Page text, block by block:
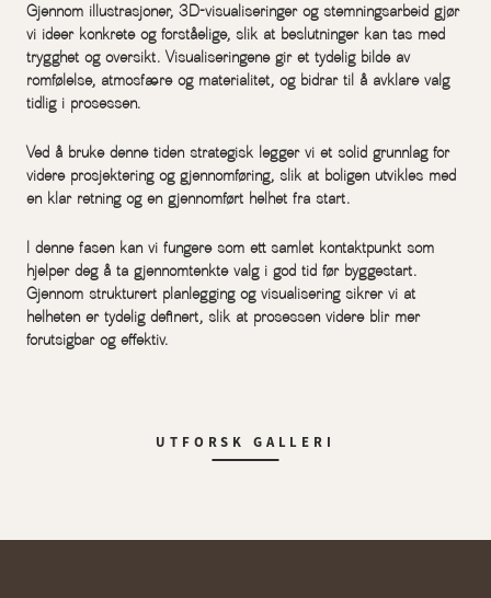
Gjennom illustrasjoner, 3D-visualiseringer og stemningsarbeid gjør
vi ideer konkrete og forståelige, slik at beslutninger kan tas med
trygghet og oversikt. Visualiseringene gir et tydelig bilde av
romfølelse, atmosfære og materialitet, og bidrar til å avklare valg
tidlig i prosessen.
Ved å bruke denne tiden strategisk legger vi et solid grunnlag for
videre prosjektering og gjennomføring, slik at boligen utvikles med
en klar retning og en gjennomført helhet fra start.
I denne fasen kan vi fungere som ett samlet kontaktpunkt som
hjelper deg å ta gjennomtenkte valg i god tid før byggestart.
Gjennom strukturert planlegging og visualisering sikrer vi at
helheten er tydelig definert, slik at prosessen videre blir mer
forutsigbar og effektiv.
UTFORSK GALLERI